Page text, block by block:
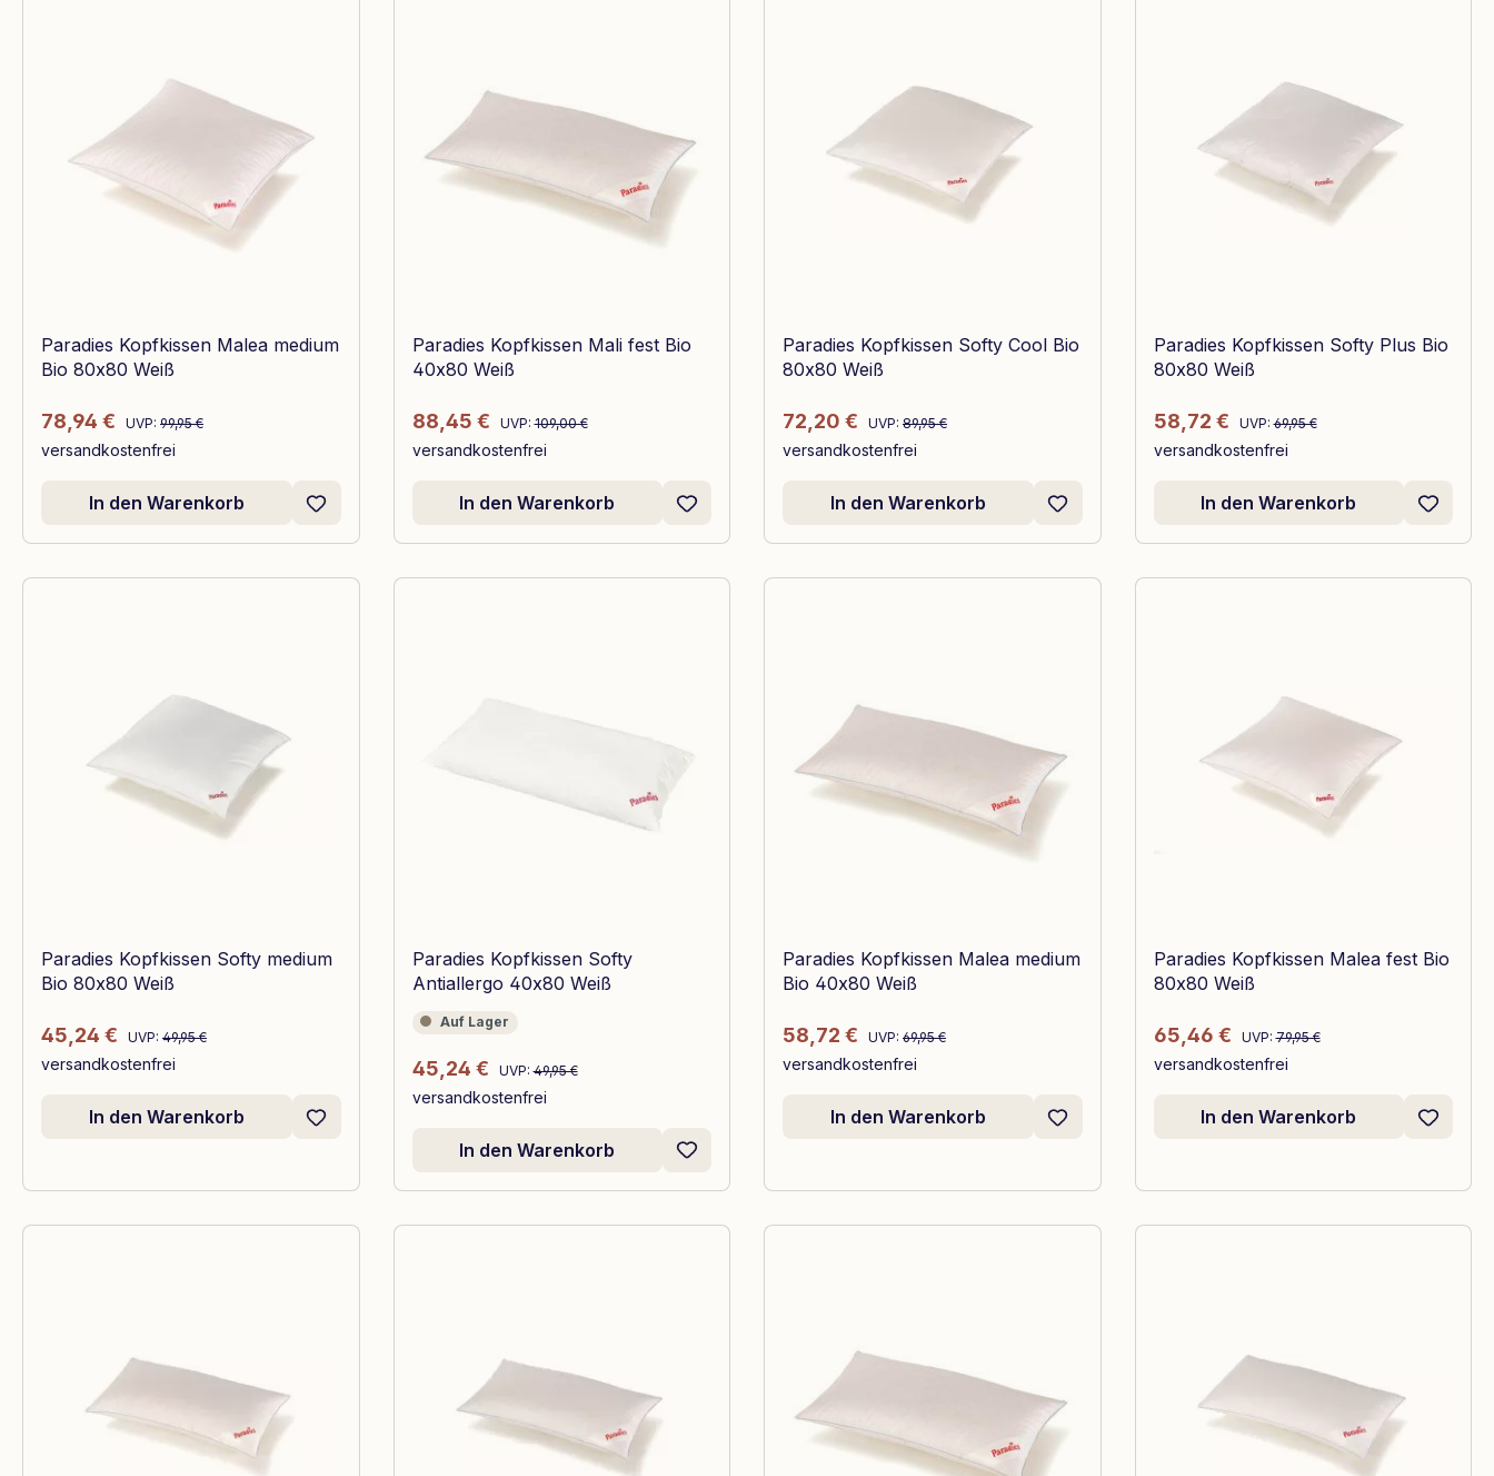
Paradies Kopfkissen Malea medium
Bio 80x80 Weiß
Verkaufspreis:
78,94 € Regulärer Preis:
UVP: 99,95 €
versandkostenfrei
In den Warenkorb
Paradies Kopfkissen Mali fest Bio
40x80 Weiß
Verkaufspreis:
88,45 € Regulärer Preis:
UVP: 109,00 €
versandkostenfrei
In den Warenkorb
Paradies Kopfkissen Softy Cool Bio
80x80 Weiß
Verkaufspreis:
72,20 € Regulärer Preis:
UVP: 89,95 €
versandkostenfrei
In den Warenkorb
Paradies Kopfkissen Softy Plus Bio
80x80 Weiß
Verkaufspreis:
58,72 € Regulärer Preis:
UVP: 69,95 €
versandkostenfrei
In den Warenkorb
Paradies Kopfkissen Softy medium
Bio 80x80 Weiß
Verkaufspreis:
45,24 € Regulärer Preis:
UVP: 49,95 €
versandkostenfrei
In den Warenkorb
Paradies Kopfkissen Softy
Antiallergo 40x80 Weiß
Auf Lager
Auf Lager
Verkaufspreis:
45,24 € Regulärer Preis:
UVP: 49,95 €
versandkostenfrei
In den Warenkorb
Paradies Kopfkissen Malea medium
Bio 40x80 Weiß
Verkaufspreis:
58,72 € Regulärer Preis:
UVP: 69,95 €
versandkostenfrei
In den Warenkorb
Paradies Kopfkissen Malea fest Bio
80x80 Weiß
Verkaufspreis:
65,46 € Regulärer Preis:
UVP: 79,95 €
versandkostenfrei
In den Warenkorb